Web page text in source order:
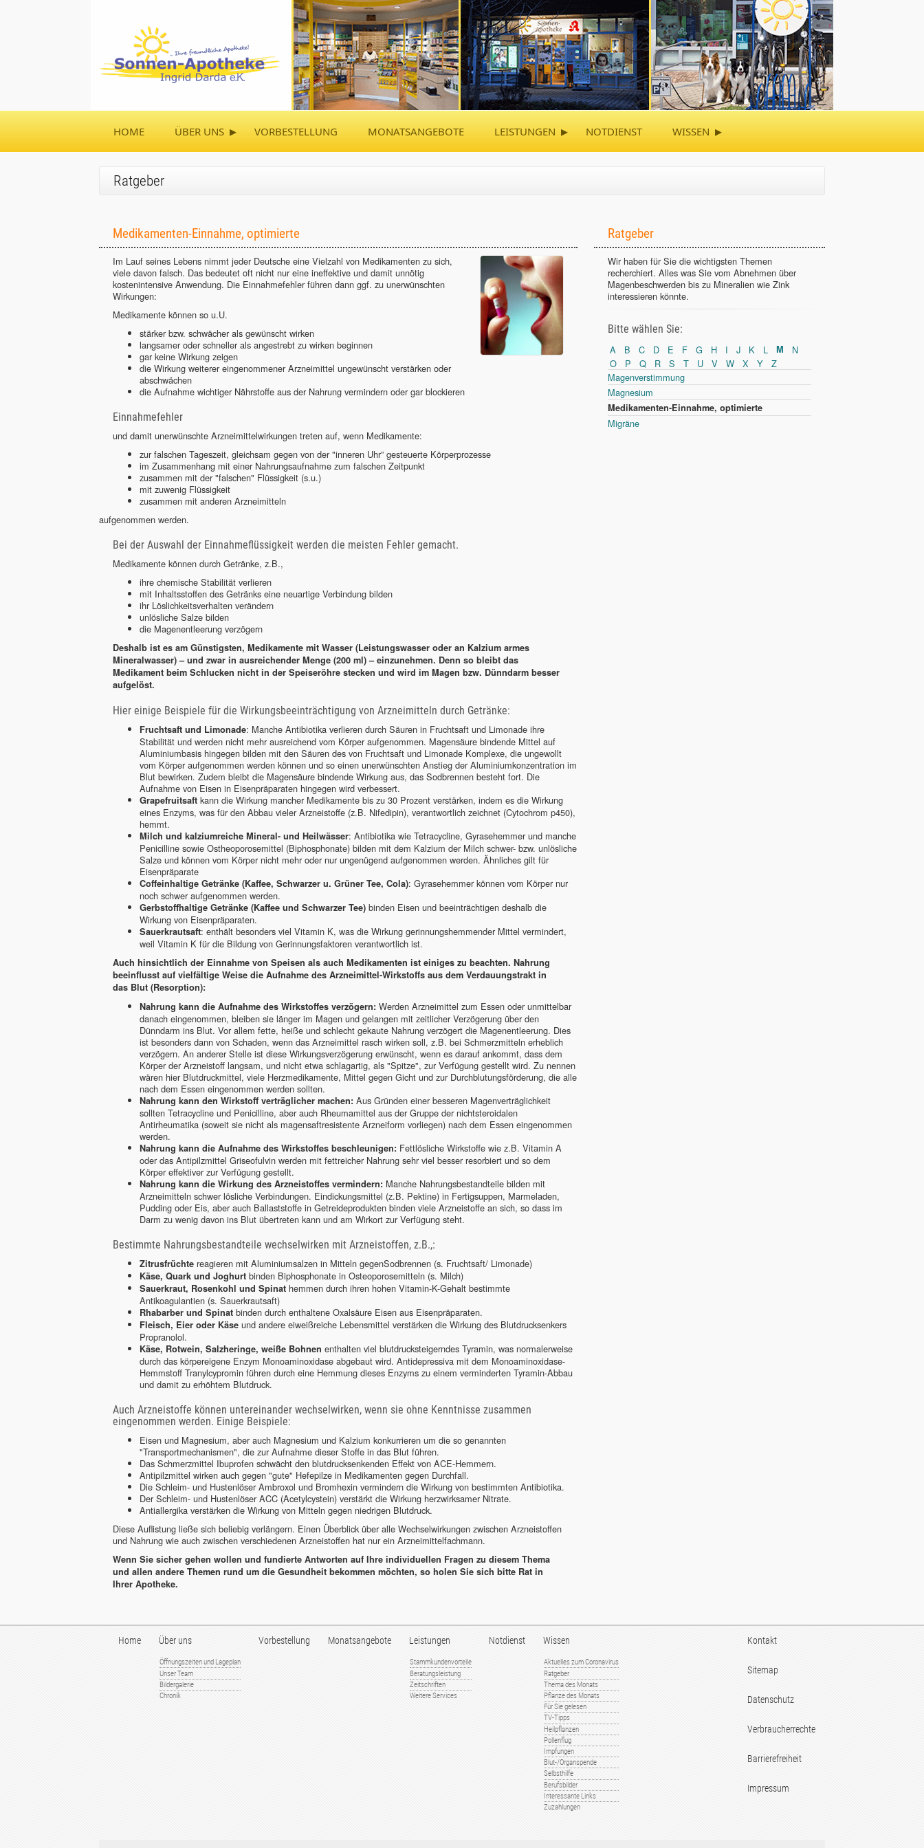
HOME ÜBER UNS ▸ VORBESTELLUNG MONATSANGEBOTE LEISTUNGEN ▸ NOTDIENST WISSEN ▸
Ratgeber
Ratgeber
Wir haben für Sie die wichtigsten Themen
recherchiert. Alles was Sie vom Abnehmen über
Magenbeschwerden bis zu Mineralien wie Zink
interessieren könnte.
Bitte wählen Sie:
A
B C D E F G H I J K L M
N
O
P Q R S T U V W X Y
Z
Magenverstimmung
Magnesium
Medikamenten-Einnahme, optimierte
Migräne
Medikamenten-Einnahme, optimierte
Im Lauf seines Lebens nimmt jeder Deutsche eine Vielzahl von Medikamenten zu sich,
viele davon falsch. Das bedeutet oft nicht nur eine ineffektive und damit unnötig
kostenintensive Anwendung. Die Einnahmefehler führen dann ggf. zu unerwünschten
Wirkungen:
Medikamente können so u.U.
stärker bzw. schwächer als gewünscht wirken
langsamer oder schneller als angestrebt zu wirken beginnen
gar keine Wirkung zeigen
die Wirkung weiterer eingenommener Arzneimittel ungewünscht verstärken oder
abschwächen
die Aufnahme wichtiger Nährstoffe aus der Nahrung vermindern oder gar blockieren
Einnahmefehler
und damit unerwünschte Arzneimittelwirkungen treten auf, wenn Medikamente:
zur falschen Tageszeit, gleichsam gegen von der "inneren Uhr” gesteuerte Körperprozesse
im Zusammenhang mit einer Nahrungsaufnahme zum falschen Zeitpunkt
zusammen mit der "falschen" Flüssigkeit (s.u.)
mit zuwenig Flüssigkeit
zusammen mit anderen Arzneimitteln
aufgenommen werden.
Bei der Auswahl der Einnahmeflüssigkeit werden die meisten Fehler gemacht.
Medikamente können durch Getränke, z.B.,
ihre chemische Stabilität verlieren
mit Inhaltsstoffen des Getränks eine neuartige Verbindung bilden
ihr Löslichkeitsverhalten verändern
unlösliche Salze bilden
die Magenentleerung verzögern
Deshalb ist es am Günstigsten, Medikamente mit Wasser (Leistungswasser oder an Kalzium armes
Mineralwasser) – und zwar in ausreichender Menge (200 ml) – einzunehmen. Denn so bleibt das
Medikament beim Schlucken nicht in der Speiseröhre stecken und wird im Magen bzw. Dünndarm besser
aufgelöst.
Hier einige Beispiele für die Wirkungsbeeinträchtigung von Arzneimitteln durch Getränke:
Fruchtsaft und Limonade: Manche Antibiotika verlieren durch Säuren in Fruchtsaft und Limonade ihre
Stabilität und werden nicht mehr ausreichend vom Körper aufgenommen. Magensäure bindende Mittel auf
Aluminiumbasis hingegen bilden mit den Säuren des von Fruchtsaft und Limonade Komplexe, die ungewollt
vom Körper aufgenommen werden können und so einen unerwünschten Anstieg der Aluminiumkonzentration im
Blut bewirken. Zudem bleibt die Magensäure bindende Wirkung aus, das Sodbrennen besteht fort. Die
Aufnahme von Eisen in Eisenpräparaten hingegen wird verbessert.
Grapefruitsaft kann die Wirkung mancher Medikamente bis zu 30 Prozent verstärken, indem es die Wirkung
eines Enzyms, was für den Abbau vieler Arzneistoffe (z.B. Nifedipin), verantwortlich zeichnet (Cytochrom p450),
hemmt.
Milch und kalziumreiche Mineral- und Heilwässer: Antibiotika wie Tetracycline, Gyrasehemmer und manche
Penicilline sowie Ostheoporosemittel (Biphosphonate) bilden mit dem Kalzium der Milch schwer- bzw. unlösliche
Salze und können vom Körper nicht mehr oder nur ungenügend aufgenommen werden. Ähnliches gilt für
Eisenpräparate
Coffeinhaltige Getränke (Kaffee, Schwarzer u. Grüner Tee, Cola): Gyrasehemmer können vom Körper nur
noch schwer aufgenommen werden.
Gerbstoffhaltige Getränke (Kaffee und Schwarzer Tee) binden Eisen und beeinträchtigen deshalb die
Wirkung von Eisenpräparaten.
Sauerkrautsaft: enthält besonders viel Vitamin K, was die Wirkung gerinnungshemmender Mittel vermindert,
weil Vitamin K für die Bildung von Gerinnungsfaktoren verantwortlich ist.
Auch hinsichtlich der Einnahme von Speisen als auch Medikamenten ist einiges zu beachten. Nahrung
beeinflusst auf vielfältige Weise die Aufnahme des Arzneimittel-Wirkstoffs aus dem Verdauungstrakt in
das Blut (Resorption):
Nahrung kann die Aufnahme des Wirkstoffes verzögern: Werden Arzneimittel zum Essen oder unmittelbar
danach eingenommen, bleiben sie länger im Magen und gelangen mit zeitlicher Verzögerung über den
Dünndarm ins Blut. Vor allem fette, heiße und schlecht gekaute Nahrung verzögert die Magenentleerung. Dies
ist besonders dann von Schaden, wenn das Arzneimittel rasch wirken soll, z.B. bei Schmerzmitteln erheblich
verzögern. An anderer Stelle ist diese Wirkungsverzögerung erwünscht, wenn es darauf ankommt, dass dem
Körper der Arzneistoff langsam, und nicht etwa schlagartig, als "Spitze", zur Verfügung gestellt wird. Zu nennen
wären hier Blutdruckmittel, viele Herzmedikamente, Mittel gegen Gicht und zur Durchblutungsförderung, die alle
nach dem Essen eingenommen werden sollten.
Nahrung kann den Wirkstoff verträglicher machen: Aus Gründen einer besseren Magenverträglichkeit
sollten Tetracycline und Penicilline, aber auch Rheumamittel aus der Gruppe der nichtsteroidalen
Antirheumatika (soweit sie nicht als magensaftresistente Arzneiform vorliegen) nach dem Essen eingenommen
werden.
Nahrung kann die Aufnahme des Wirkstoffes beschleunigen: Fettlösliche Wirkstoffe wie z.B. Vitamin A
oder das Antipilzmittel Griseofulvin werden mit fettreicher Nahrung sehr viel besser resorbiert und so dem
Körper effektiver zur Verfügung gestellt.
Nahrung kann die Wirkung des Arzneistoffes vermindern: Manche Nahrungsbestandteile bilden mit
Arzneimitteln schwer lösliche Verbindungen. Eindickungsmittel (z.B. Pektine) in Fertigsuppen, Marmeladen,
Pudding oder Eis, aber auch Ballaststoffe in Getreideprodukten binden viele Arzneistoffe an sich, so dass im
Darm zu wenig davon ins Blut übertreten kann und am Wirkort zur Verfügung steht.
Bestimmte Nahrungsbestandteile wechselwirken mit Arzneistoffen, z.B.,:
Zitrusfrüchte reagieren mit Aluminiumsalzen in Mitteln gegenSodbrennen (s. Fruchtsaft/ Limonade)
Käse, Quark und Joghurt binden Biphosphonate in Osteoporosemitteln (s. Milch)
Sauerkraut, Rosenkohl und Spinat hemmen durch ihren hohen Vitamin-K-Gehalt bestimmte
Antikoagulantien (s. Sauerkrautsaft)
Rhabarber und Spinat binden durch enthaltene Oxalsäure Eisen aus Eisenpräparaten.
Fleisch, Eier oder Käse und andere eiweißreiche Lebensmittel verstärken die Wirkung des Blutdrucksenkers
Propranolol.
Käse, Rotwein, Salzheringe, weiße Bohnen enthalten viel blutdrucksteigerndes Tyramin, was normalerweise
durch das körpereigene Enzym Monoaminoxidase abgebaut wird. Antidepressiva mit dem Monoaminoxidase-
Hemmstoff Tranylcypromin führen durch eine Hemmung dieses Enzyms zu einem verminderten Tyramin-Abbau
und damit zu erhöhtem Blutdruck.
Auch Arzneistoffe können untereinander wechselwirken, wenn sie ohne Kenntnisse zusammen
eingenommen werden. Einige Beispiele:
Eisen und Magnesium, aber auch Magnesium und Kalzium konkurrieren um die so genannten
"Transportmechanismen", die zur Aufnahme dieser Stoffe in das Blut führen.
Das Schmerzmittel Ibuprofen schwächt den blutdrucksenkenden Effekt von ACE-Hemmern.
Antipilzmittel wirken auch gegen "gute" Hefepilze in Medikamenten gegen Durchfall.
Die Schleim- und Hustenlöser Ambroxol und Bromhexin vermindern die Wirkung von bestimmten Antibiotika.
Der Schleim- und Hustenlöser ACC (Acetylcystein) verstärkt die Wirkung herzwirksamer Nitrate.
Antiallergika verstärken die Wirkung von Mitteln gegen niedrigen Blutdruck.
Diese Auflistung ließe sich beliebig verlängern. Einen Überblick über alle Wechselwirkungen zwischen Arzneistoffen
und Nahrung wie auch zwischen verschiedenen Arzneistoffen hat nur ein Arzneimittelfachmann.
Wenn Sie sicher gehen wollen und fundierte Antworten auf Ihre individuellen Fragen zu diesem Thema
und allen andere Themen rund um die Gesundheit bekommen möchten, so holen Sie sich bitte Rat in
Ihrer Apotheke.
Home Über uns
Öffnungszeiten und Lageplan
Unser Team
Bildergalerie
Chronik
Vorbestellung Monatsangebote Leistungen
Stammkundenvorteile
Beratungsleistung
Zeitschriften
Weitere Services
Notdienst Wissen
Aktuelles zum Coronavirus
Ratgeber
Thema des Monats
Pflanze des Monats
Für Sie gelesen
TV-Tipps
Heilpflanzen
Pollenflug
Impfungen
Blut-/Organspende
Selbsthilfe
Berufsbilder
Interessante Links
Zuzahlungen
Kontakt
Sitemap
Datenschutz
Verbraucherrechte
Barrierefreiheit
Impressum